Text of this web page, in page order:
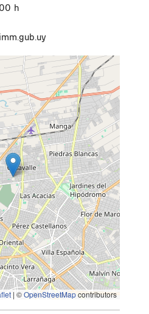
h
| ©OpenStreetMapcontributors